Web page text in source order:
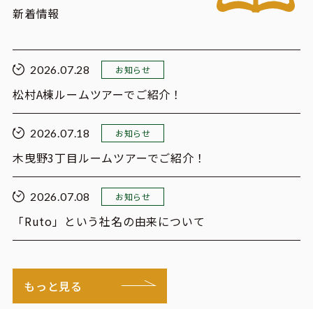
新着情報
2026.07.28 お知らせ
松村A棟ルームツアーでご紹介！
2026.07.18 お知らせ
木曳野3丁目ルームツアーでご紹介！
2026.07.08 お知らせ
「Ruto」という社名の由来について
もっと見る